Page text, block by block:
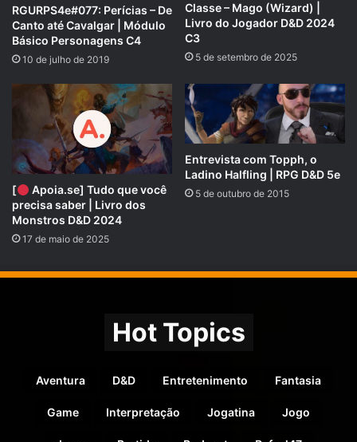
Boletim Informativo RPG Next
RGURPS4e#077: Perícias – De
Canto até Cavalgar | Módulo
Básico Personagens C4
10 de julho de 2019
Classe – Mago (Wizard) |
Livro do Jogador D&D 2024
C3
5 de setembro de 2025
[
Apoia.se] Tudo que você
precisa saber | Livro dos
Monstros D&D 2024
17 de maio de 2025
Entrevista com Topph, o
Ladino Halfling | RPG D&D 5e
5 de outubro de 2015
Hot Topics
Aventura D&D Entretenimento Fantasia
Game Interpretação Jogatina Jogo